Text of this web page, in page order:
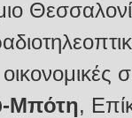
Μπότη,